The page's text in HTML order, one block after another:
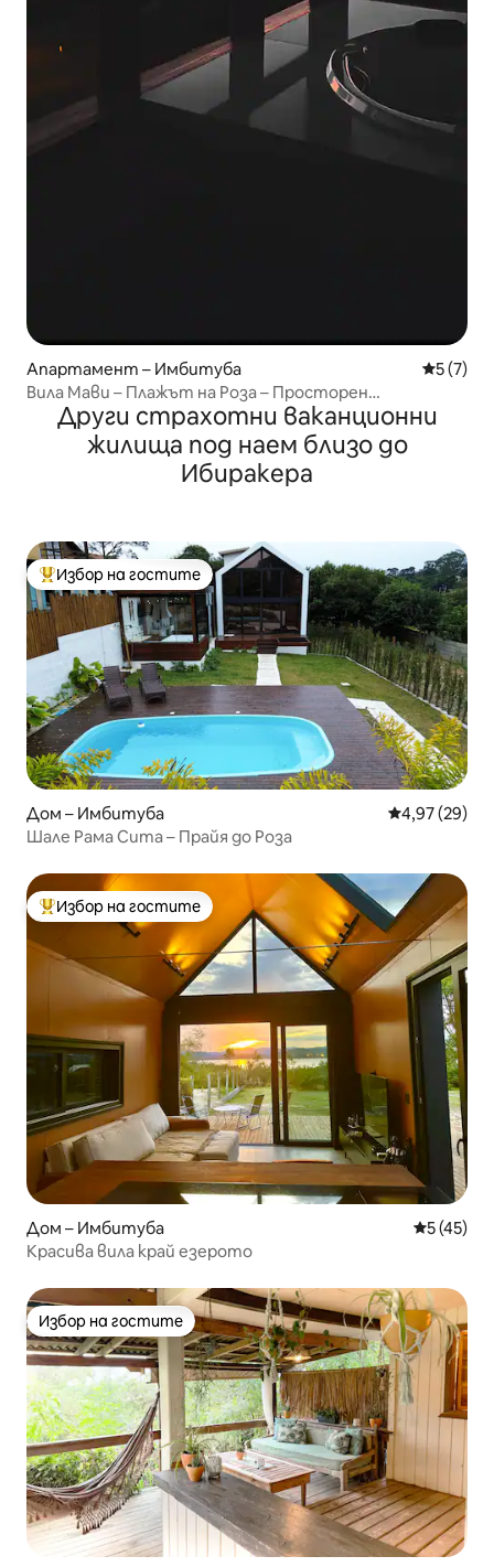
Апартамент – Имбитуба Средна
5 (7)
Вила Мави – Плажът на Роза – Просторен
апартамент с хидромасажна вана
Други страхотни ваканционни
жилища под наем близо до
Ибиракера
Най-популярен избор на гостите
Избор на гостите
Дом – Имбитуба Средна
4,97 (29)
Шале Рама Сита – Прайя до Роза
Най-популярен избор на гостите
Избор на гостите
Дом – Имбитуба Средна
5 (45)
Красива вила край езерото
Избор на гостите
Избор на гостите